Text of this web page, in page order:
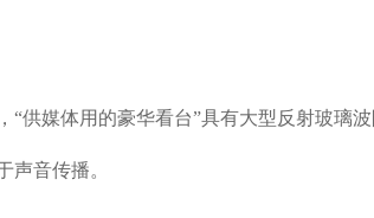
“供媒体用的豪华看台”具有大型反射玻璃
声音传播。